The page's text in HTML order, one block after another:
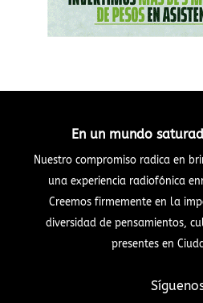
En un mundo
Nuestro compromiso radica en
una experiencia radiofónica
Creemos firmemente en la
diversidad de pensamientos,
presentes en